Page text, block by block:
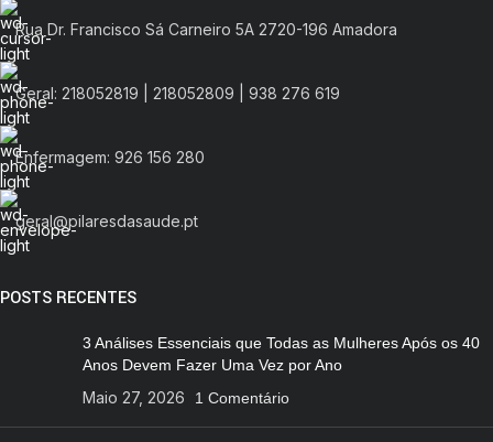
Rua Dr. Francisco Sá Carneiro 5A 2720-196 Amadora
Geral: 218052819 | 218052809 | 938 276 619
Enfermagem: 926 156 280
geral@pilaresdasaude.pt
POSTS RECENTES
3 Análises Essenciais que Todas as Mulheres Após os 40
Anos Devem Fazer Uma Vez por Ano
Maio 27, 2026 1 Comentário